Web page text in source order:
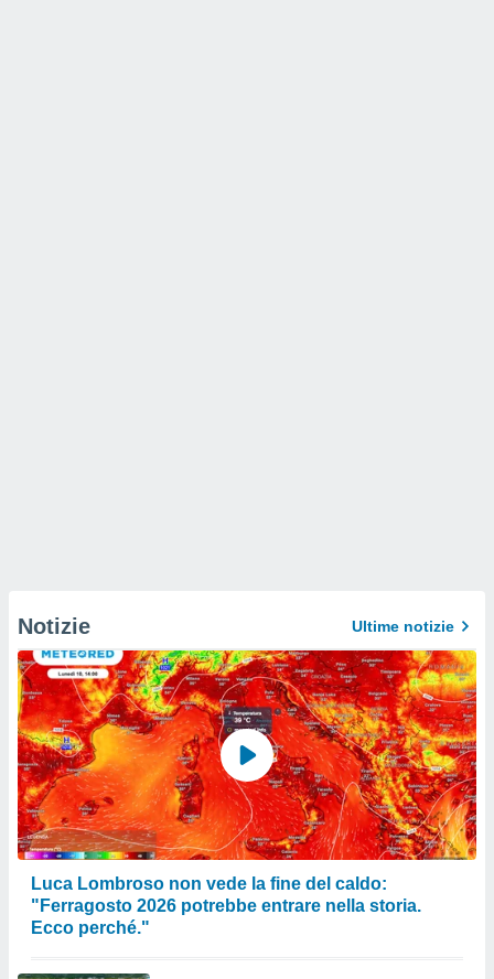
Notizie Ultime notizie
Luca Lombroso non vede la fine del caldo:
"Ferragosto 2026 potrebbe entrare nella storia.
Ecco perché."